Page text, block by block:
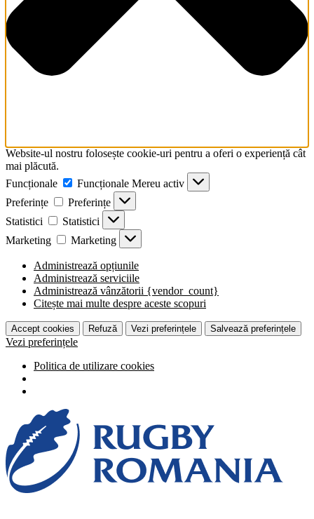
screen
reader
to
help
navigate
Website-ul nostru folosește cookie-uri pentru a oferi o experiență cât
mai plăcută.
Funcționale
Funcționale Mereu activ
Preferințe
Preferințe
Statistici
Statistici
Marketing
Marketing
Administrează opțiunile
Administrează serviciile
Administrează vânzătorii {vendor_count}
Citește mai multe despre aceste scopuri
Accept cookies Refuză Vezi preferințele Salvează preferințele
Vezi preferințele
Politica de utilizare cookies